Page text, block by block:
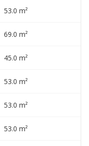
53.0 m²
69.0 m²
45.0 m²
53.0 m²
53.0 m²
53.0 m²